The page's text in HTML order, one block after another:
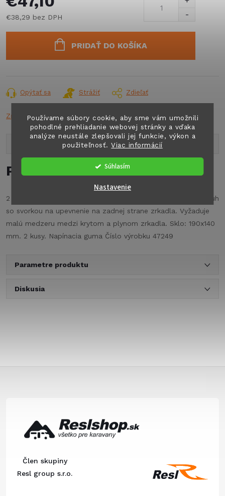
Používame súbory cookie, aby sme vám umožnili
pohodlné prehliadanie webovej stránky a vďaka
analýze neustále zlepšovali jej funkcie, výkon a
použiteľnosť.Viac informácií
Súhlasím
Nastavenie
€38,29 bez DPH
PRIDAŤ DO KOŠÍKA
Opýtať sa Strážiť Zdieľať
Značka:n.a.
Popis produktu
Podrobný popis
2 svorky v hornej časti na presné nastavenie, 1 napínací popruh
so svorkou na upevnenie na zadnej strane zrkadla. Vyžaduje
malú medzeru medzi krytom a plynom zrkadla. Sklo: 190x140
mm. 2 kusy. Napínacia guma Číslo výrobku 47249
Parametre produktu
Diskusia
Člen skupiny
Resl group s.r.o.